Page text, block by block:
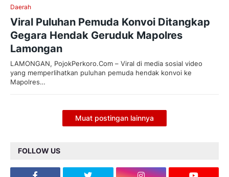
Daerah
Viral Puluhan Pemuda Konvoi Ditangkap
Gegara Hendak Geruduk Mapolres
Lamongan
LAMONGAN, PojokPerkoro.Com – Viral di media sosial video
yang memperlihatkan puluhan pemuda hendak konvoi ke
Mapolres…
Muat postingan lainnya
FOLLOW US